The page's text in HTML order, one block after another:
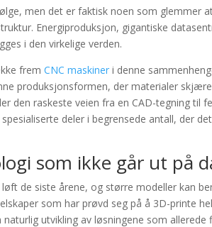
men det er faktisk noen som glemmer
Energiproduksjon, gigantiske
i den virkelige verden.
fremCNC maskiner i denne
produksjonsformen, der materialer
den raskeste veien fra en CAD-tegning til
deler i begrensede antall, der
som ikke går ut på
de siste årene, og større modeller kan
som har prøvd seg på å 3D-printe
utvikling av løsningene som allerede